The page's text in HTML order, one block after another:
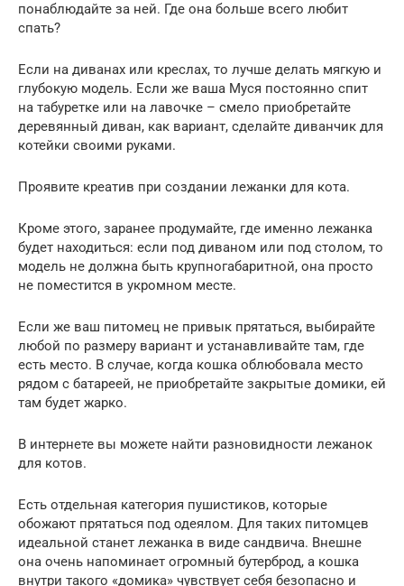
понаблюдайте за ней. Где она больше всего любит
спать?
Если на диванах или креслах, то лучше делать мягкую и
глубокую модель. Если же ваша Муся постоянно спит
на табуретке или на лавочке – смело приобретайте
деревянный диван, как вариант, сделайте диванчик для
котейки своими руками.
Проявите креатив при создании лежанки для кота.
Кроме этого, заранее продумайте, где именно лежанка
будет находиться: если под диваном или под столом, то
модель не должна быть крупногабаритной, она просто
не поместится в укромном месте.
Если же ваш питомец не привык прятаться, выбирайте
любой по размеру вариант и устанавливайте там, где
есть место. В случае, когда кошка облюбовала место
рядом с батареей, не приобретайте закрытые домики, ей
там будет жарко.
В интернете вы можете найти разновидности лежанок
для котов.
Есть отдельная категория пушистиков, которые
обожают прятаться под одеялом. Для таких питомцев
идеальной станет лежанка в виде сандвича. Внешне
она очень напоминает огромный бутерброд, а кошка
внутри такого «домика» чувствует себя безопасно и